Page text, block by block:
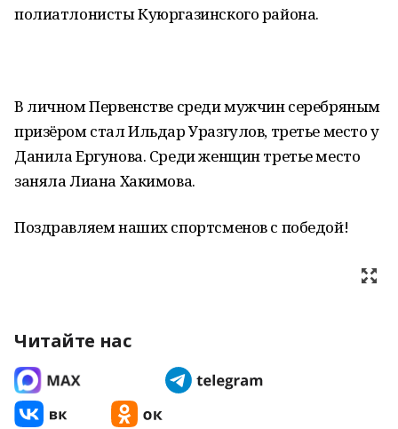
полиатлонисты Куюргазинского района.
В личном Первенстве среди мужчин серебряным
призёром стал Ильдар Уразгулов, третье место у
Данила Ергунова. Среди женщин третье место
заняла Лиана Хакимова.
Поздравляем наших спортсменов с победой!
Читайте нас